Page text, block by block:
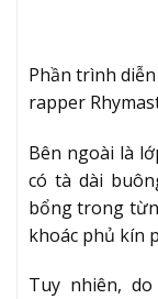
Phần trình
rapper
Bên ngoài là
có tà dài
bổng trong
khoác phủ kín
Tuy nhiên,